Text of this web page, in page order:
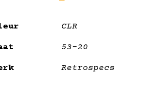
CLR
53-20
Retrospecs